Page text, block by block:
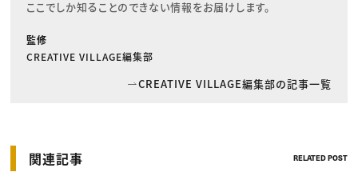
ここでしか知ることのできない情報をお届けします。
監修
CREATIVE VILLAGE編集部
CREATIVE VILLAGE編集部の記事一覧
関連記事 RELATED POST